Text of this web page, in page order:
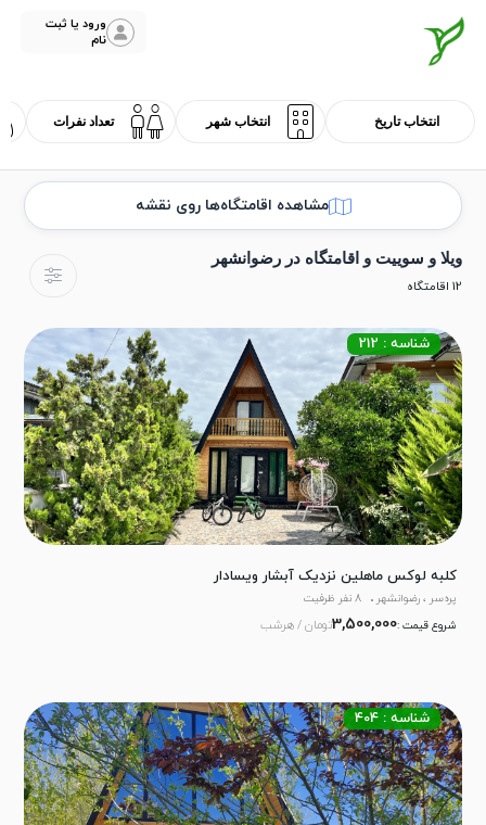
ورود یا ثبت
نام
مشاهده اقامتگاه‌ها روی نقشه
ویلا و سوییت و اقامتگاه در رضوانشهر
12 اقامتگاه
کلبه لوکس ماهلین نزدیک آبشار ویسادار
شناسه : 212
پره‌سر ، رضوانشهر
8 نفر ظرفیت
شروع قیمت :3,500,000تومان / هرشب
شناسه : 404